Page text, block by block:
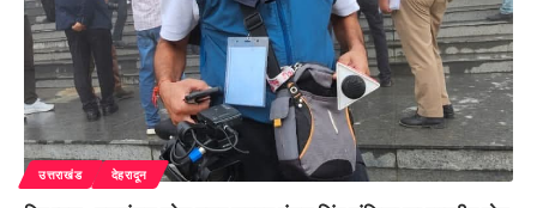
उत्तराखंड देहरादून